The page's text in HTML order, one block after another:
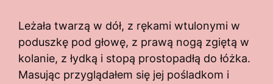
Leżała twarzą w dół, z rękami wtulonymi w
poduszkę pod głowę, z prawą nogą zgiętą w
kolanie, z łydką i stopą prostopadłą do łóżka.
Masując przyglądałem się jej pośladkom i